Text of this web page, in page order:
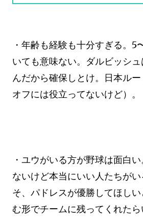
・年齢も経験も十分すぎる。5
いても意味ない。ダルビッシ
んだから確保しとけ。日本ル
オフには役立ってないけど）。
・ユウがいる方が野球は面白
ないけど本当にいい人たちが
そ、パドレスが優勝してほし
む形でチームに残ってくれたら